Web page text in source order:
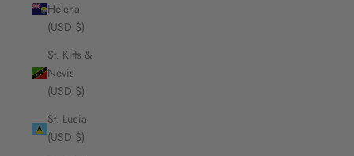
Helena
(USD $)
St. Kitts &
Nevis
(USD $)
St. Lucia
(USD $)